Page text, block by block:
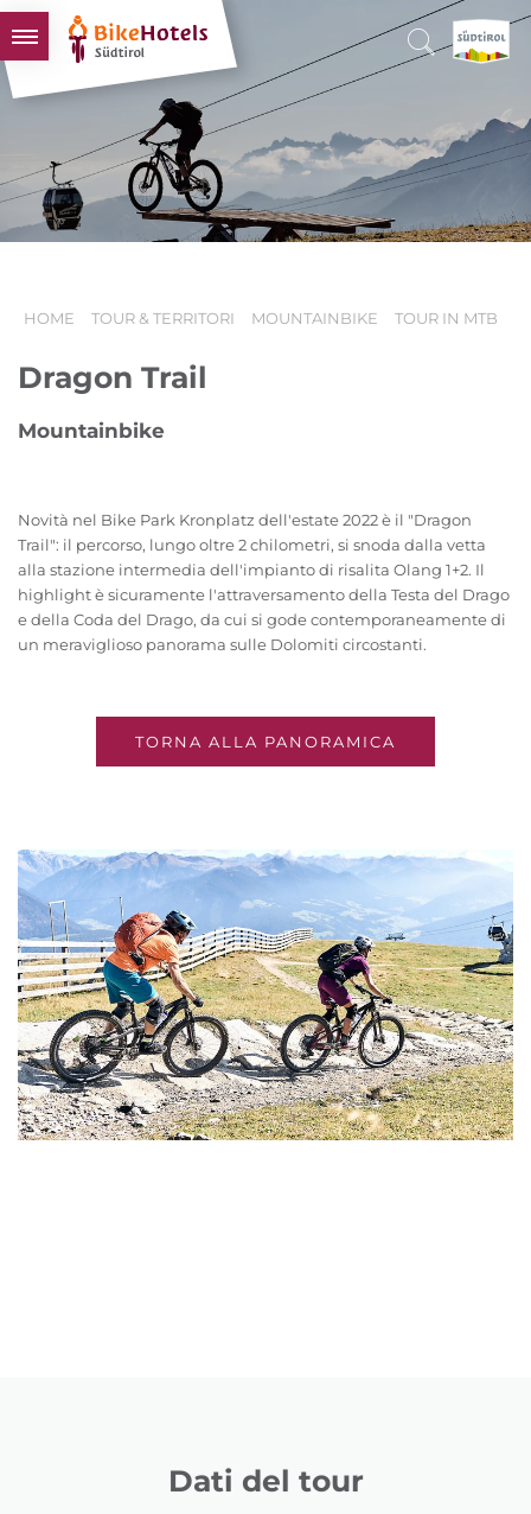
BIKEHOTELS
HOTELS & PACCHETTI
TOUR & TERRITORI
L'ALTO ADIGE & NOI
HOME TOUR & TERRITORI MOUNTAINBIKE TOUR IN MTB
Dragon Trail
Mountainbike
Novità nel Bike Park Kronplatz dell'estate 2022 è il "Dragon
Trail": il percorso, lungo oltre 2 chilometri, si snoda dalla vetta
alla stazione intermedia dell'impianto di risalita Olang 1+2. Il
highlight è sicuramente l'attraversamento della Testa del Drago
e della Coda del Drago, da cui si gode contemporaneamente di
un meraviglioso panorama sulle Dolomiti circostanti.
TORNA ALLA PANORAMICA
Dati del tour